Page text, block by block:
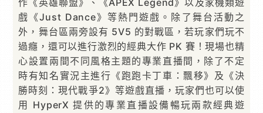
作《英雄聯盟》、《APEX Legend》以及家機類遊
戲《Just Dance》等熱門遊戲。除了舞台活動之
外，舞台區兩旁設有 5V5 的對戰區，若玩家們玩不
過癮，還可以進行激烈的經典大作 PK 賽！現場也精
心設置兩間不同風格主題的專業直播間，除了不定
時有知名實況主進行《跑跑卡丁車：飄移》及《決
勝時刻：現代戰爭2》等遊戲直播，玩家們也可以使
用 HyperX 提供的專業直播設備暢玩兩款經典遊